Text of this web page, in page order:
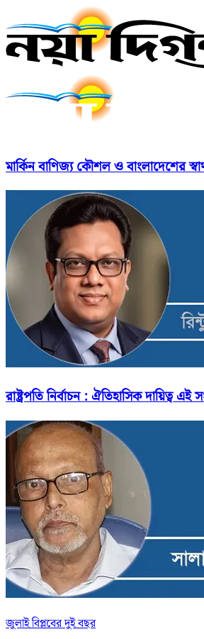
মার্কিন বাণিজ্য কৌশল ও বাংলাদেশের
রাষ্ট্রপতি নির্বাচন : ঐতিহাসিক দায়িত্ব এই
জুলাই বিপ্লবের দুই বছর